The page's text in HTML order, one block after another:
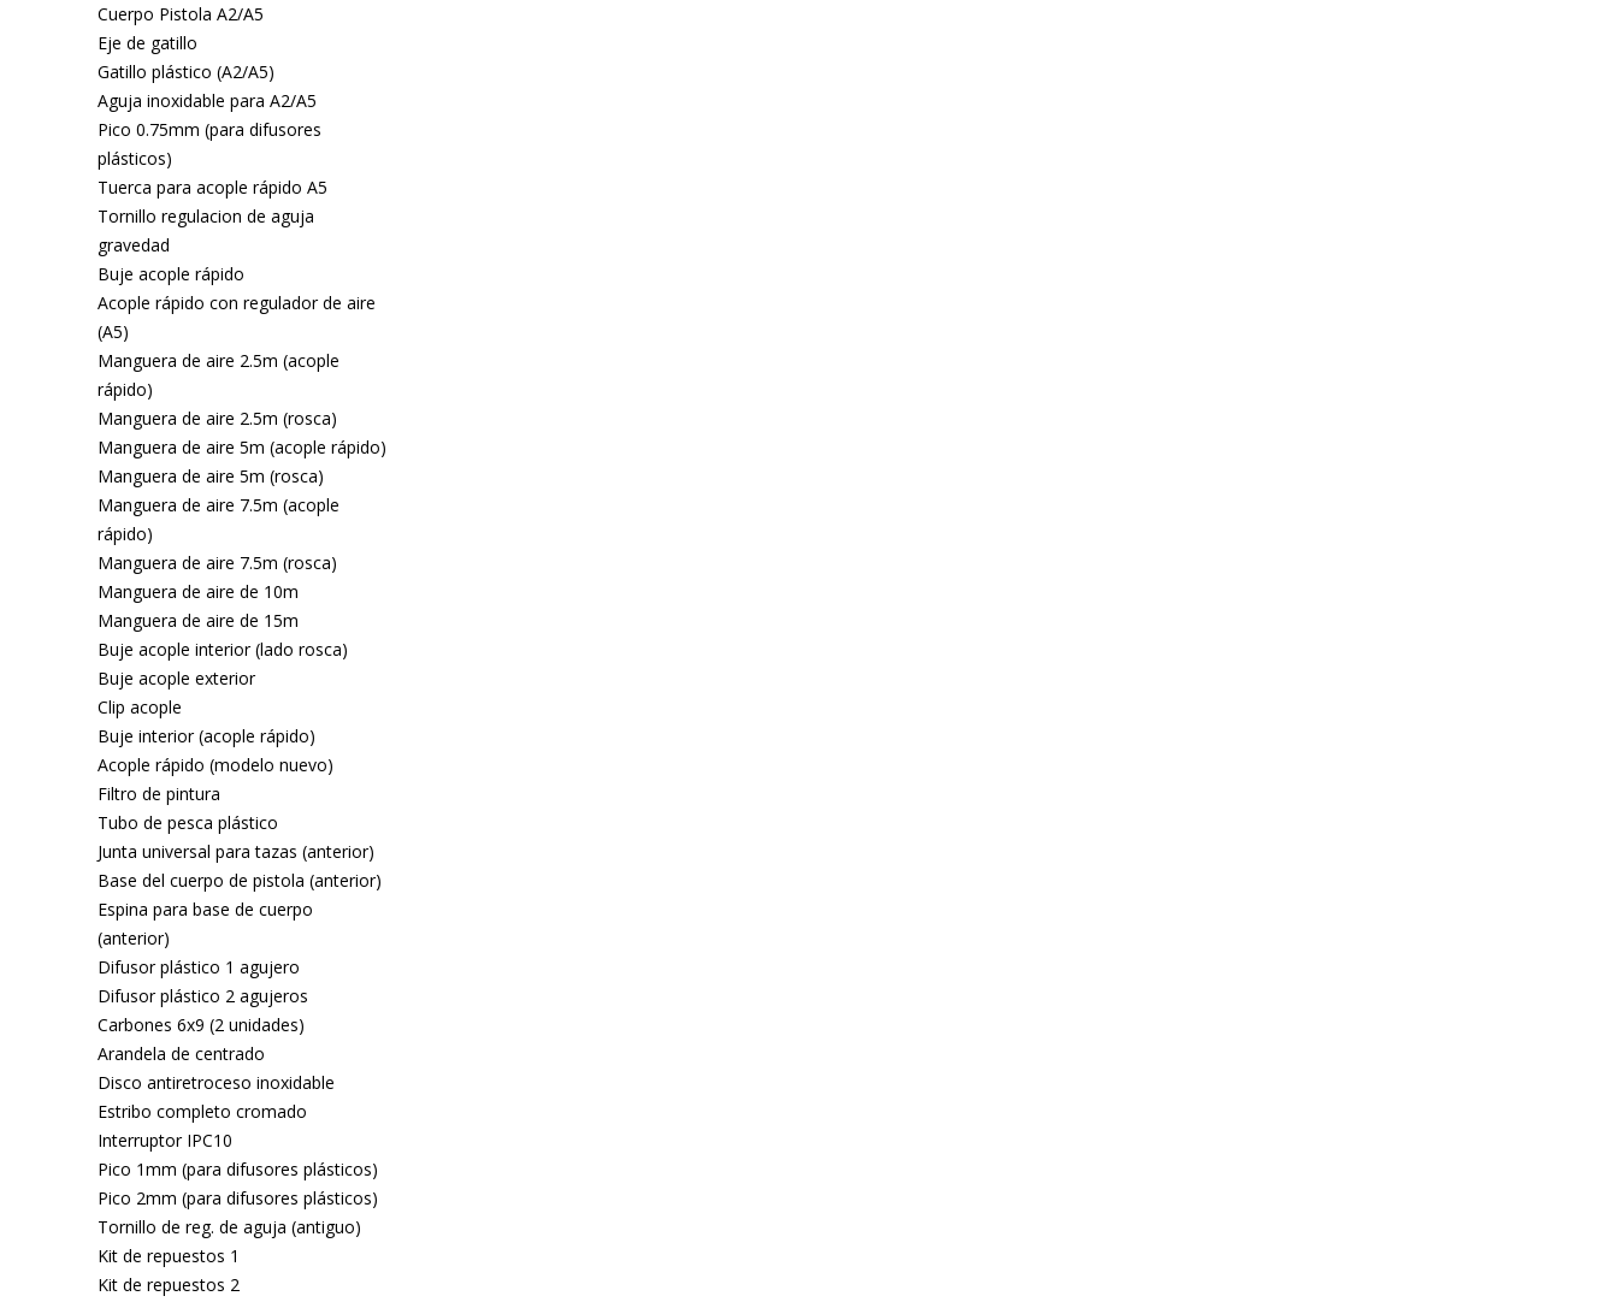
Cuerpo Pistola A2/A5
Eje de gatillo
Gatillo plástico (A2/A5)
Aguja inoxidable para A2/A5
Pico 0.75mm (para difusores
plásticos)
Tuerca para acople rápido A5
Tornillo regulacion de aguja
gravedad
Buje acople rápido
Acople rápido con regulador de aire
(A5)
Manguera de aire 2.5m (acople
rápido)
Manguera de aire 2.5m (rosca)
Manguera de aire 5m (acople rápido)
Manguera de aire 5m (rosca)
Manguera de aire 7.5m (acople
rápido)
Manguera de aire 7.5m (rosca)
Manguera de aire de 10m
Manguera de aire de 15m
Buje acople interior (lado rosca)
Buje acople exterior
Clip acople
Buje interior (acople rápido)
Acople rápido (modelo nuevo)
Filtro de pintura
Tubo de pesca plástico
Junta universal para tazas (anterior)
Base del cuerpo de pistola (anterior)
Espina para base de cuerpo
(anterior)
Difusor plástico 1 agujero
Difusor plástico 2 agujeros
Carbones 6x9 (2 unidades)
Arandela de centrado
Disco antiretroceso inoxidable
Estribo completo cromado
Interruptor IPC10
Pico 1mm (para difusores plásticos)
Pico 2mm (para difusores plásticos)
Tornillo de reg. de aguja (antiguo)
Kit de repuestos 1
Kit de repuestos 2